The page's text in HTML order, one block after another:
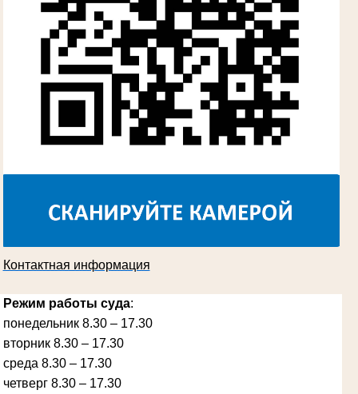
Косарева Александра Ивановна
Труженица тыла в годы Великой
Отечественной войны
в период с 1970 по 1987 гг.
Ануприенко Иван Васильевич
Участник Великой Отечественной войны
Председатель Губкинского районного
народного суда
в период с 1965 по 1984 гг.
Контактная информация
Режим работы суда:
понедельник 8.30 – 17.30
вторник 8.30 – 17.30
среда 8.30 – 17.30
четверг 8.30 – 17.30